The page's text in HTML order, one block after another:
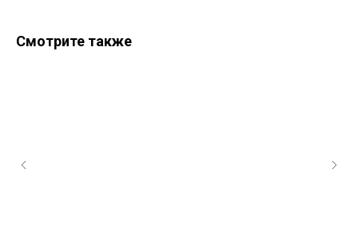
Смотрите также